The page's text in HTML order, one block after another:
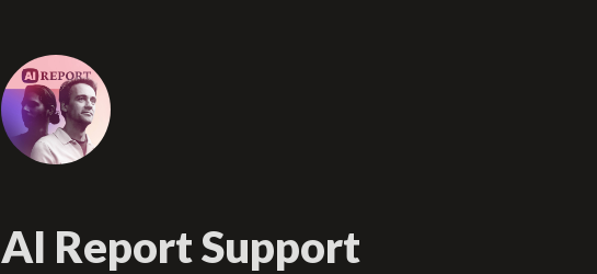
AI Report Support